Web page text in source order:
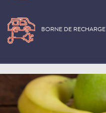
BORNE DE RECHARGE